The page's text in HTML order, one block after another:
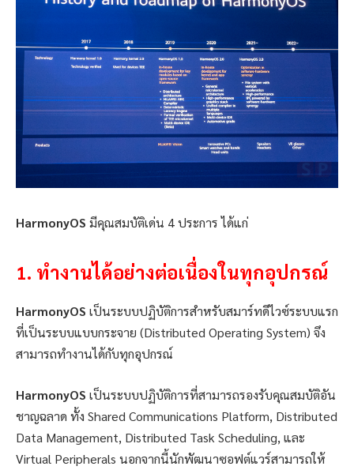
HarmonyOS มีคุณสมบัติเด่น 4 ประการ ได้แก่
1. ทำงานได้อย่างต่อเนื่องในทุกอุปกรณ์
HarmonyOS เป็นระบบปฏิบัติการสำหรับสมาร์ทดีไวซ์ระบบแรก
ที่เป็นระบบแบบกระจาย (Distributed Operating System) จึง
สามารถทำงานได้กับทุกอุปกรณ์
HarmonyOS เป็นระบบปฏิบัติการที่สามารถรองรับคุณสมบัติอัน
ชาญฉลาด ทั้ง Shared Communications Platform, Distributed
Data Management, Distributed Task Scheduling, และ
Virtual Peripherals นอกจากนี้นักพัฒนาซอฟต์แวร์สามารถให้